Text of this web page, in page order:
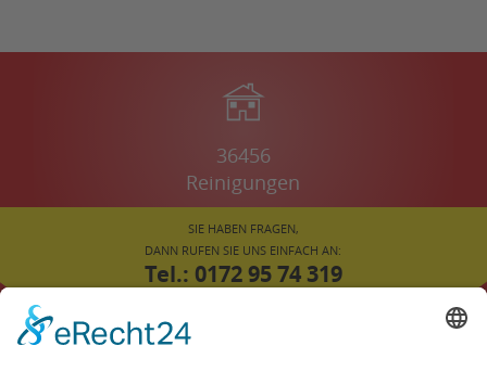
36456
Reinigungen
SIE HABEN FRAGEN,
DANN RUFEN SIE UNS EINFACH AN:
Tel.: 0172 95 74 319